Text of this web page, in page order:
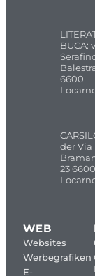
BUCA:
6600
der Via
23 6600
WEB
Websites
Werbegrafiken
E-